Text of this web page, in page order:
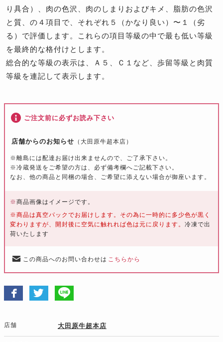
り具合）、肉の色沢、肉のしまりおよびキメ、脂肪の色沢
と質、の４項目で、それぞれ５（かなり良い）〜１（劣
る）で評価します。これらの項目等級の中で最も低い等級
を最終的な格付けとします。
総合的な等級の表示は、Ａ５、Ｃ１など、歩留等級と肉質
等級を連記して表示します。
ご注文前に必ずお読み下さい
店舗からのお知らせ （大田原牛超本店）
※離島には配達お届け出来ませんので、ご了承下さい。
※冷蔵発送をご希望の方は、必ず備考欄へご記載下さい。
なお、他の商品と同梱の場合、ご希望に添えない場合が御座います。
※商品画像はイメージです。
※商品は真空パックでお届けします。その為に一時的に多少色が黒く
変わりますが、開封後に空気に触れれば色は元に戻ります。 冷凍で出
荷いたします
この商品へのお問い合わせは こちらから
店舗 大田原牛超本店